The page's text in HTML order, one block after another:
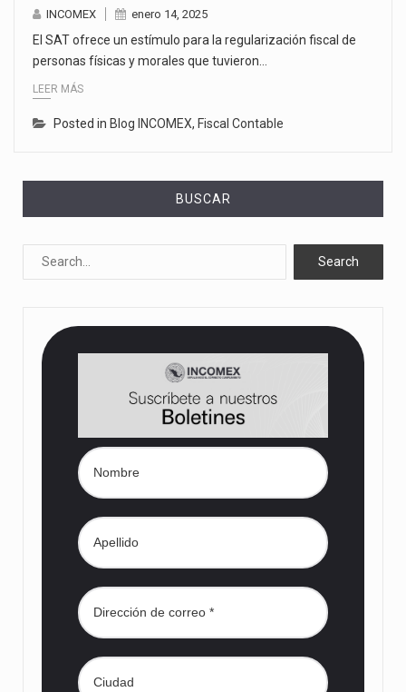
INCOMEX enero 14, 2025
El SAT ofrece un estímulo para la regularización fiscal de
personas físicas y morales que tuvieron…
LEER MÁS
Posted in Blog INCOMEX, Fiscal Contable
BUSCAR